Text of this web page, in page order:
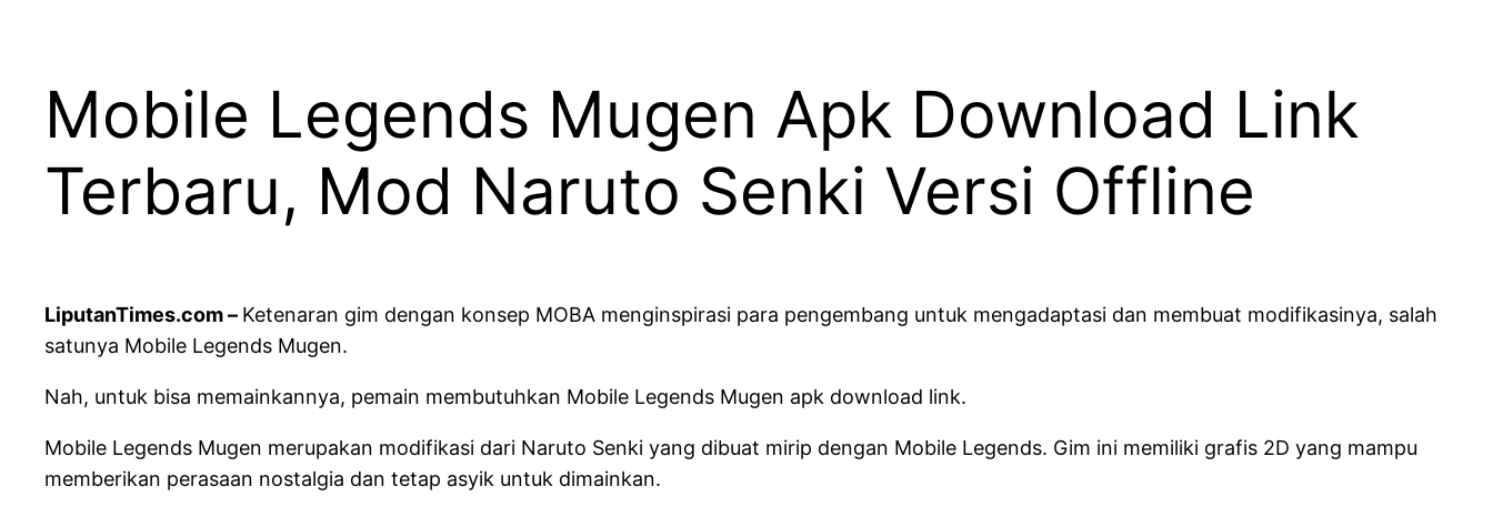
Mobile Legends Mugen Apk Download Link
Terbaru, Mod Naruto Senki Versi Offline
LiputanTimes.com – Ketenaran gim dengan konsep MOBA menginspirasi para pengembang untuk mengadaptasi dan membuat modifikasinya, salah
satunya Mobile Legends Mugen.
Nah, untuk bisa memainkannya, pemain membutuhkan Mobile Legends Mugen apk download link.
Mobile Legends Mugen merupakan modifikasi dari Naruto Senki yang dibuat mirip dengan Mobile Legends. Gim ini memiliki grafis 2D yang mampu
memberikan perasaan nostalgia dan tetap asyik untuk dimainkan.